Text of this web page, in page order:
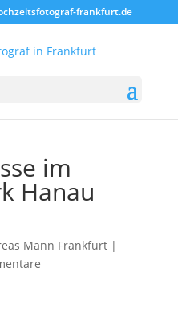
frankfurt.de
im
Hanau
Mann Frankfurt|